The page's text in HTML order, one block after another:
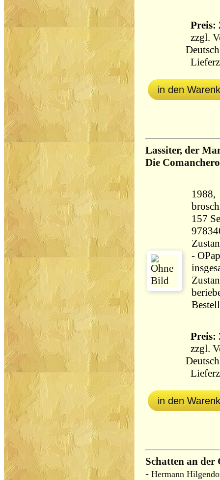
Preis:
zzgl.
in den
Lassiter, der
Die
1988,
157 Seiten
-
Preis:
zzgl.
in den
Schatten an der
- Hermann